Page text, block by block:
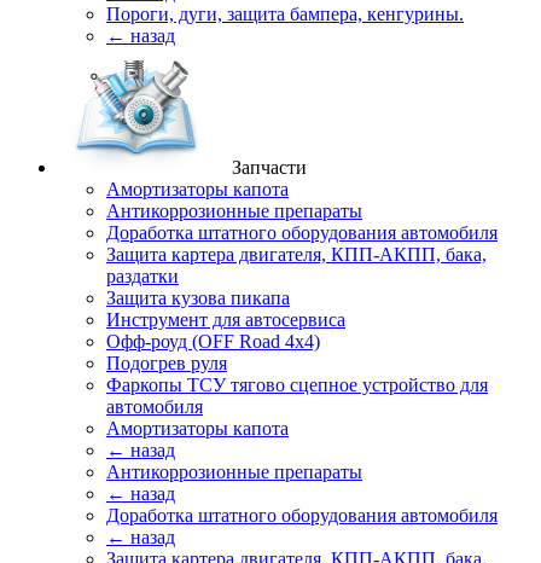
Пороги, дуги, защита бампера, кенгурины.
← назад
Запчасти
Амортизаторы капота
Антикоррозионные препараты
Доработка штатного оборудования автомобиля
Защита картера двигателя, КПП-АКПП, бака,
раздатки
Защита кузова пикапа
Инструмент для автосервиса
Офф-роуд (OFF Road 4x4)
Подогрев руля
Фаркопы ТСУ тягово сцепное устройство для
автомобиля
Амортизаторы капота
← назад
Антикоррозионные препараты
← назад
Доработка штатного оборудования автомобиля
← назад
Защита картера двигателя, КПП-АКПП, бака,